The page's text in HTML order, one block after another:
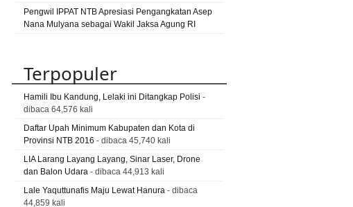
Pengwil IPPAT NTB Apresiasi Pengangkatan Asep
Nana Mulyana sebagai Wakil Jaksa Agung RI
Terpopuler
Hamili Ibu Kandung, Lelaki ini Ditangkap Polisi -
dibaca 64,576 kali
Daftar Upah Minimum Kabupaten dan Kota di
Provinsi NTB 2016 - dibaca 45,740 kali
LIA Larang Layang Layang, Sinar Laser, Drone
dan Balon Udara - dibaca 44,913 kali
Lale Yaquttunafis Maju Lewat Hanura - dibaca
44,859 kali